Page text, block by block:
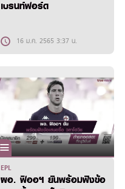
เบรนท์ฟอร์ด
16 ม.ค. 2565 3:37 น.
EPL
ผอ. ฟิออฯ ยันพร้อมฟังข้อ